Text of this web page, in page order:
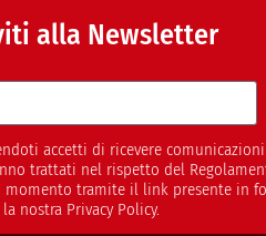
alla Newsletter
accetti di ricevere
trattati nel rispetto del
momento tramite il link presente in
nostra Privacy Policy.